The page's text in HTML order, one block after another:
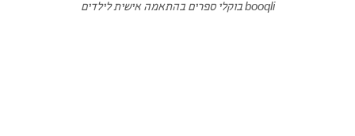
booqli בוקלי ספרים בהתאמה אישית לילדים